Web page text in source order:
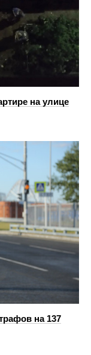
на улице
на 137